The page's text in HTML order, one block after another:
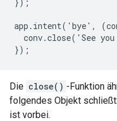
app.intent('bye',
conv.close('See
});
Die close() -Funktion
folgendes Objekt
ist vorbei.